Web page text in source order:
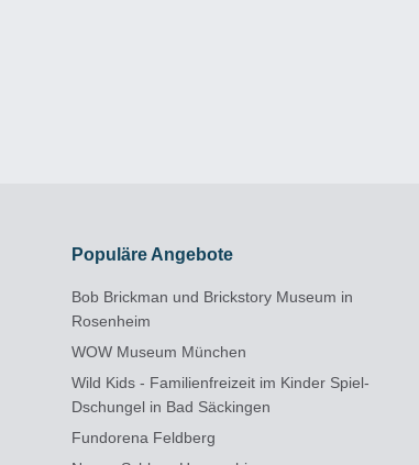
Populäre Angebote
Bob Brickman und Brickstory Museum in
Rosenheim
WOW Museum München
Wild Kids - Familienfreizeit im Kinder Spiel-
Dschungel in Bad Säckingen
Fundorena Feldberg